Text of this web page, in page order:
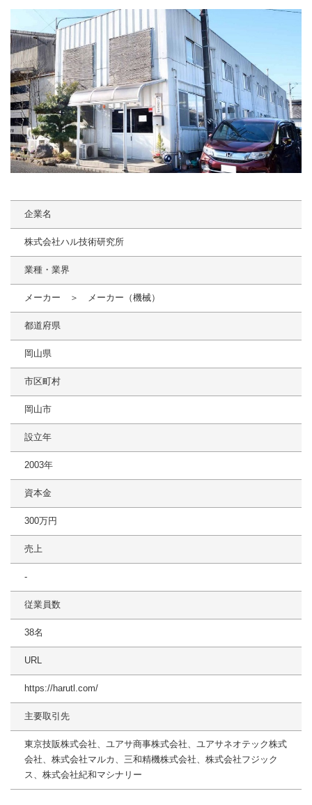
企業名
株式会社ハル技術研究所
業種・業界
メーカー ＞ メーカー（機械）
都道府県
岡山県
市区町村
岡山市
設立年
2003年
資本金
300万円
売上
‐
従業員数
38名
URL
https://harutl.com/
主要取引先
東京技販株式会社、ユアサ商事株式会社、ユアサネオテック株式
会社、株式会社マルカ、三和精機株式会社、株式会社フジック
ス、株式会社紀和マシナリー